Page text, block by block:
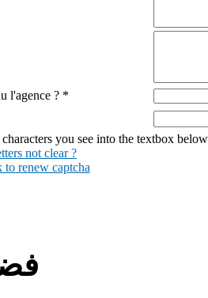
l'agence ? *
you see into the textbox
not clear ?
to renew captcha